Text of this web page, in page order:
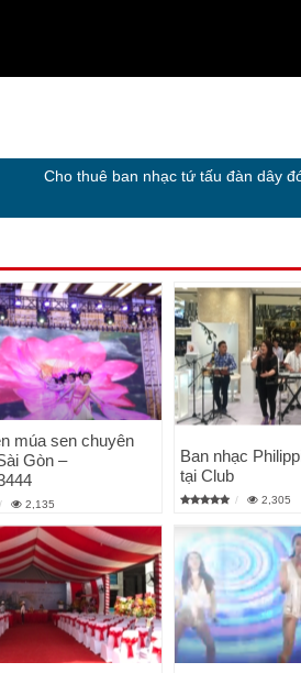
Cho thuê ban nhạc tứ tấu đàn dây
múa sen chuyên
Gòn –
2,135
Ban nhạc
tại Club
2,305